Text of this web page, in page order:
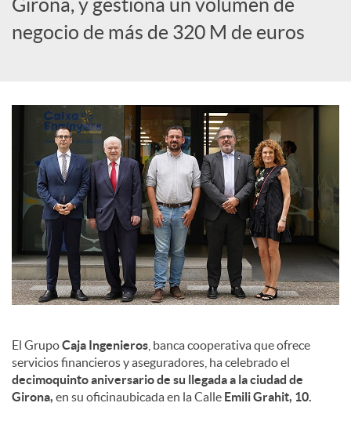
c
e
s
Girona, y gestiona un volumen de
negocio de más de 320 M de euros
El GrupoCaja Ingenieros , banca cooperativa que ofrece
servicios financieros y aseguradores, ha celebrado el
decimoquinto aniversario de su llegada a la ciudad de
Girona, en su oficinaubicada en la Calle Emili Grahit, 10.